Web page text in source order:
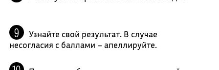
Узнайте свой результат. В случае
несогласия с баллами – апеллируйте.